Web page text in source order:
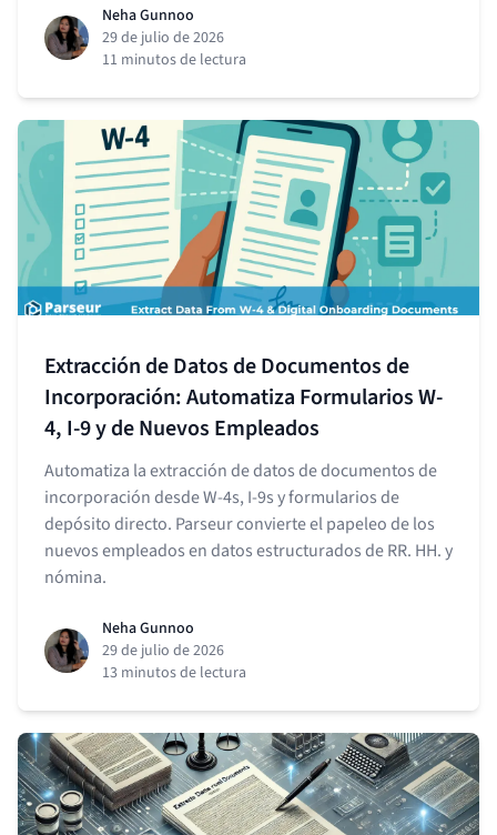
Neha Gunnoo
29 de julio de 2026
11 minutos de lectura
Extracción de Datos de Documentos de
Incorporación: Automatiza Formularios W-
4, I-9 y de Nuevos Empleados
Automatiza la extracción de datos de documentos de
incorporación desde W-4s, I-9s y formularios de
depósito directo. Parseur convierte el papeleo de los
nuevos empleados en datos estructurados de RR. HH. y
nómina.
Neha Gunnoo
29 de julio de 2026
13 minutos de lectura